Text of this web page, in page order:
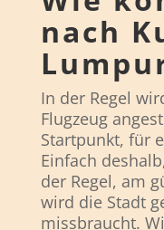
nach
In der Regel
Flugzeug
Startpunkt, für
Einfach
der Regel, am
wird die Stadt
missbraucht.